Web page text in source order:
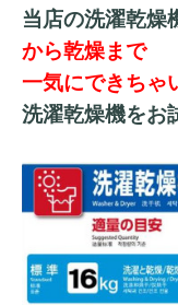
当店の洗濯乾燥
から乾燥まで
一気にできちゃ
洗濯乾燥機をお